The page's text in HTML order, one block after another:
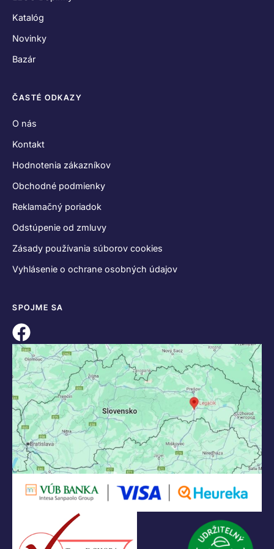
Katalóg
Novinky
Bazár
ČASTÉ ODKAZY
O nás
Kontakt
Hodnotenia zákazníkov
Obchodné podmienky
Reklamačný poriadok
Odstúpenie od zmluvy
Zásady používania súborov cookies
Vyhlásenie o ochrane osobných údajov
SPOJME SA